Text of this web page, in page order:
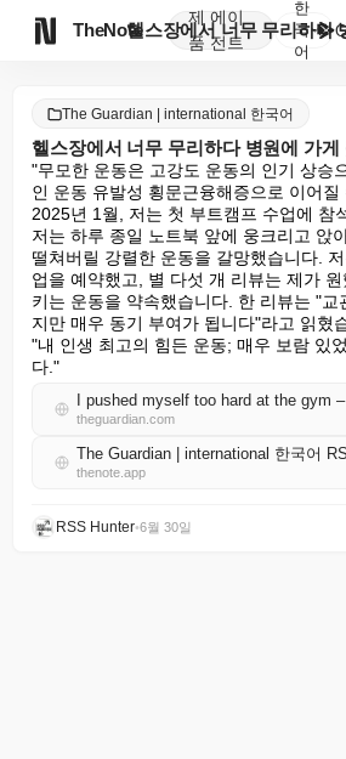
TheNote
제
품
에이
전트
한
국
어
The Guardian | international 한국어
헬스장에서 너무 무리하다 병원에 가게
"무모한 운동은 고강도 운동의 인기 상승
인 운동 유발성 횡문근융해증으로 이어질
2025년 1월, 저는 첫 부트캠프 수업에 참
저는 하루 종일 노트북 앞에 웅크리고 앉
떨쳐버릴 강렬한 운동을 갈망했습니다.
업을 예약했고, 별 다섯 개 리뷰는 제가
키는 운동을 약속했습니다. 한 리뷰는 "교
지만 매우 동기 부여가 됩니다"라고 읽혔
"내 인생 최고의 힘든 운동; 매우 보람 있
다."
theguardian.com
The Guardian | international 한국어
thenote.app
RSS Hunter•6월 30일